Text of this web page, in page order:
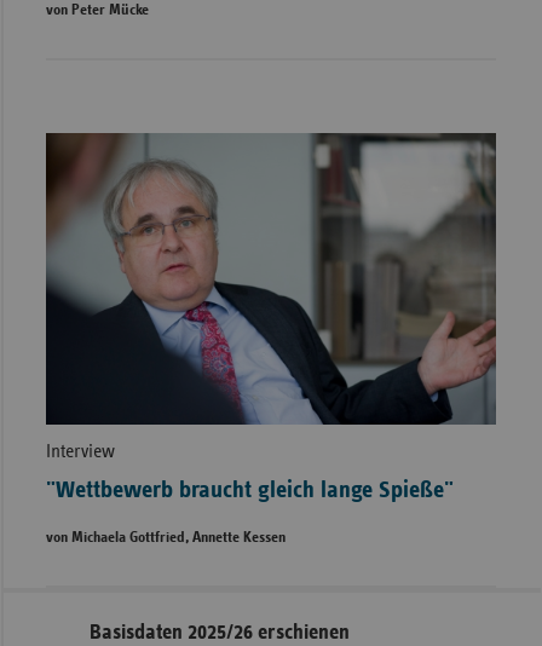
von Peter Mücke
Interview
"Wettbewerb braucht gleich lange Spieße"
von Michaela Gottfried, Annette Kessen
Seitennavigation
SeitenleisteBasisdaten 2025/26 erschienen